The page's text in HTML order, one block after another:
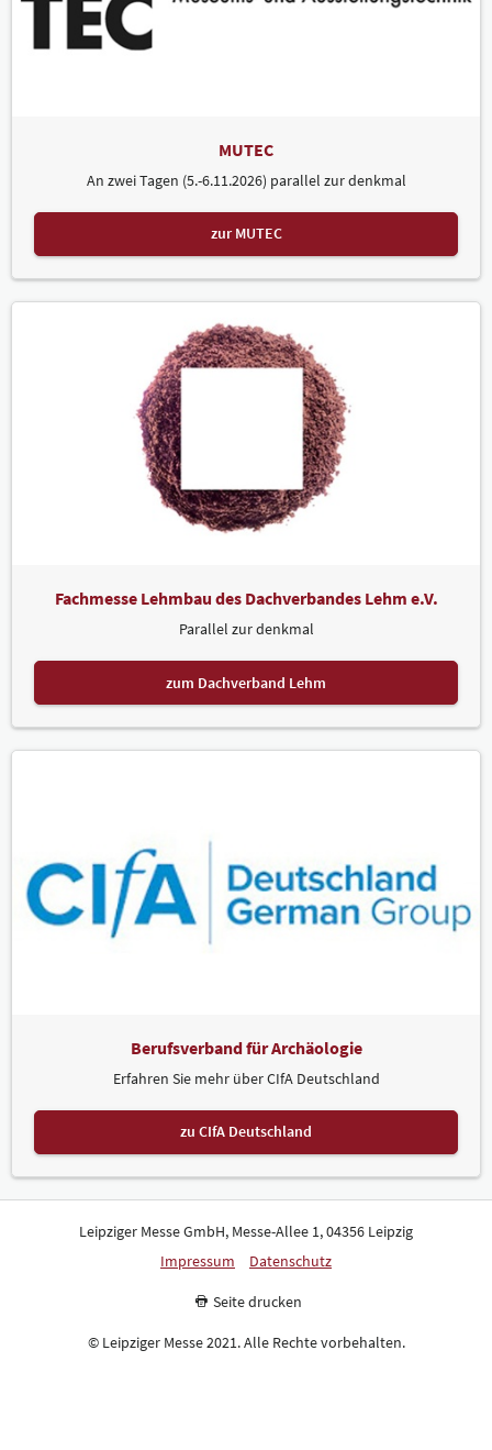
MUTEC
An zwei Tagen (5.-6.11.2026) parallel zur denkmal
zur MUTEC
Fachmesse Lehmbau des Dachverbandes Lehm e.V.
Parallel zur denkmal
zum Dachverband Lehm
Berufsverband für Archäologie
Erfahren Sie mehr über CIfA Deutschland
zu CIfA Deutschland
Leipziger Messe GmbH, Messe-Allee 1, 04356 Leipzig
Impressum
Datenschutz
Seite drucken
© Leipziger Messe 2021. Alle Rechte vorbehalten.